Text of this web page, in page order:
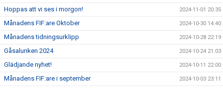
Hoppas att vi ses i morgon! 2024-11-01 20:35
Månadens FIF:are Oktober 2024-10-30 14:40
Månadens tidningsurklipp 2024-10-28 22:19
Gåsalunken 2024 2024-10-24 21:03
Glädjande nyhet! 2024-10-11 22:00
Månadens FIF:are i september 2024-10-03 23:11